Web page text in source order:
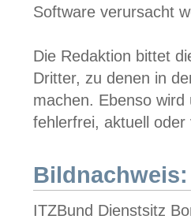
Software verursacht
Die Redaktion bittet
Dritter, zu denen in
machen. Ebenso
fehlerfrei, aktuell oder
Bildnachweis:
ITZBund Dienstsitz